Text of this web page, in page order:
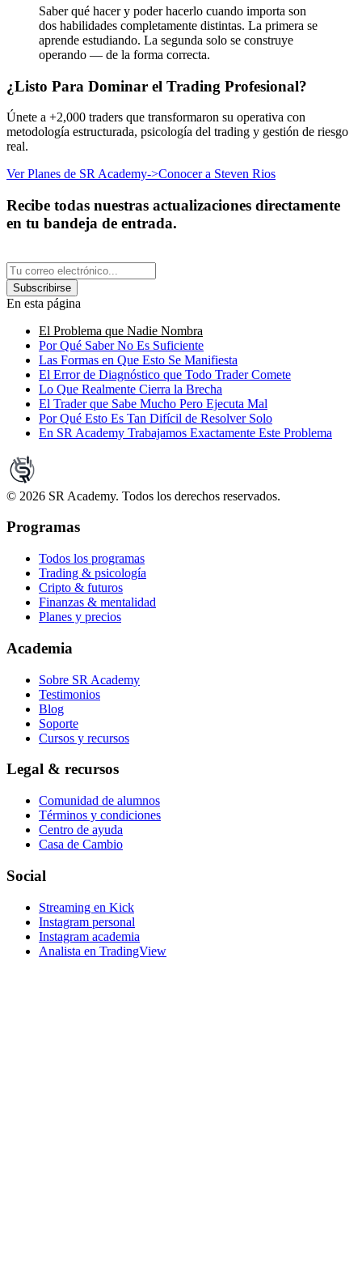
Saber qué hacer y poder hacerlo cuando importa son
dos habilidades completamente distintas. La primera se
aprende estudiando. La segunda solo se construye
operando — de la forma correcta.
¿Listo Para Dominar el Trading Profesional?
Únete a +2,000 traders que transformaron su operativa con
metodología estructurada, psicología del trading y gestión de riesgo
real.
Ver Planes de SR Academy->Conocer a Steven Rios
Recibe todas nuestras actualizaciones directamente
en tu bandeja de entrada.
Subscribirse
En esta página
El Problema que Nadie Nombra
Por Qué Saber No Es Suficiente
Las Formas en Que Esto Se Manifiesta
El Error de Diagnóstico que Todo Trader Comete
Lo Que Realmente Cierra la Brecha
El Trader que Sabe Mucho Pero Ejecuta Mal
Por Qué Esto Es Tan Difícil de Resolver Solo
En SR Academy Trabajamos Exactamente Este Problema
© 2026 SR Academy. Todos los derechos reservados.
Programas
Todos los programas
Trading & psicología
Cripto & futuros
Finanzas & mentalidad
Planes y precios
Academia
Sobre SR Academy
Testimonios
Blog
Soporte
Cursos y recursos
Legal & recursos
Comunidad de alumnos
Términos y condiciones
Centro de ayuda
Casa de Cambio
Social
Streaming en Kick
Instagram personal
Instagram academia
Analista en TradingView